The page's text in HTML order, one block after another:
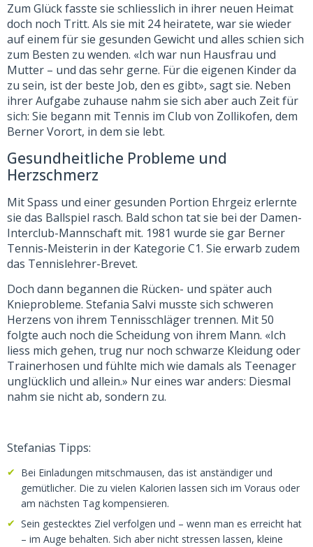
Zum Glück fasste sie schliesslich in ihrer neuen Heimat
doch noch Tritt. Als sie mit 24 heiratete, war sie wieder
auf einem für sie gesunden Gewicht und alles schien sich
zum Besten zu wenden. «Ich war nun Hausfrau und
Mutter – und das sehr gerne. Für die eigenen Kinder da
zu sein, ist der beste Job, den es gibt», sagt sie. Neben
ihrer Aufgabe zuhause nahm sie sich aber auch Zeit für
sich: Sie begann mit Tennis im Club von Zollikofen, dem
Berner Vorort, in dem sie lebt.
Gesundheitliche Probleme und
Herzschmerz
Mit Spass und einer gesunden Portion Ehrgeiz erlernte
sie das Ballspiel rasch. Bald schon tat sie bei der Damen-
Interclub-Mannschaft mit. 1981 wurde sie gar Berner
Tennis-Meisterin in der Kategorie C1. Sie erwarb zudem
das Tennislehrer-Brevet.
Doch dann begannen die Rücken- und später auch
Knieprobleme. Stefania Salvi musste sich schweren
Herzens von ihrem Tennisschläger trennen. Mit 50
folgte auch noch die Scheidung von ihrem Mann. «Ich
liess mich gehen, trug nur noch schwarze Kleidung oder
Trainerhosen und fühlte mich wie damals als Teenager
unglücklich und allein.» Nur eines war anders: Diesmal
nahm sie nicht ab, sondern zu.
Stefanias Tipps:
Bei Einladungen mitschmausen, das ist anständiger und
gemütlicher. Die zu vielen Kalorien lassen sich im Voraus oder
am nächsten Tag kompensieren.
Sein gestecktes Ziel verfolgen und – wenn man es erreicht hat
– im Auge behalten. Sich aber nicht stressen lassen, kleine